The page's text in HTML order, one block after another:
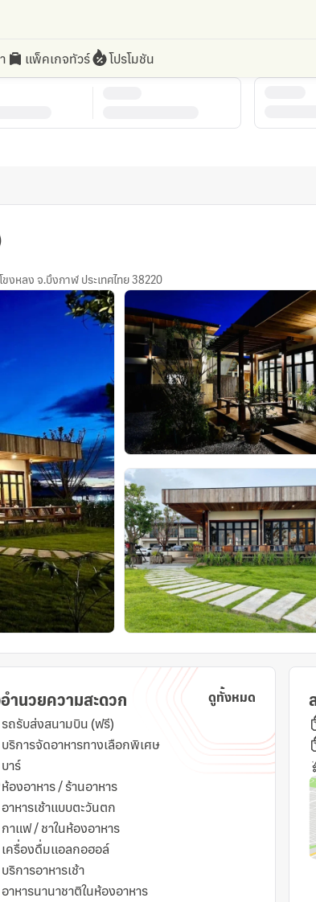
แพ็คเกจทัวร์ โปรโมชัน
งหลง จ.บึงกาฬ ประเทศไทย 38220
ำนวยความสะดวก
ดูทั้งหมด
รถรับส่งสนามบิน (ฟรี)
บริการจัดอาหารทางเลือกพิเศษ
บาร์
ห้องอาหาร / ร้านอาหาร
อาหารเช้าแบบตะวันตก
กาแฟ / ชาในห้องอาหาร
เครื่องดื่มแอลกอฮอล์
บริการอาหารเช้า
อาหารนานาชาติในห้องอาหาร
สลัดใ
สแน็กบ
อาหาร
ห้องอ
อาหา
อาหา
ของห